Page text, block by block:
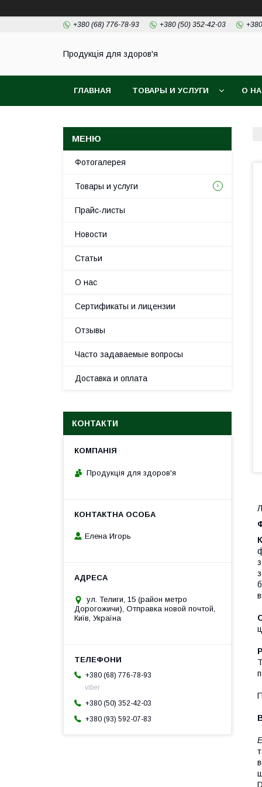
+380 (68) 776-78-93 +380 (50) 352-42-03
Продукція для здоров'я
ГЛАВНАЯ ТОВАРЫ И УСЛУГИ О
Фотогалерея
Товары и услуги
Прайс-листы
Новости
Статьи
О нас
Сертификаты и лицензии
Отзывы
Часто задаваемые вопросы
Доставка и оплата
КОНТАКТИ
Продукція для здоров'я
Елена Игорь
ул. Телиги, 15 (район метро
Дорогожичи), Отправка новой почтой,
Київ, Україна
+380 (68) 776-78-93
viber
+380 (50) 352-42-03
+380 (93) 592-07-83